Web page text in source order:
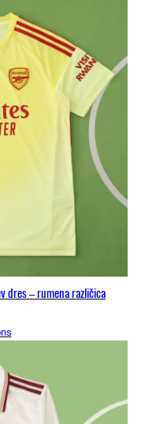
dres – rumena različica